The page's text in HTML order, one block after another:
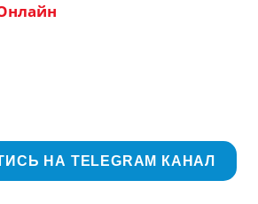
НА TELEGRAM КАНАЛ